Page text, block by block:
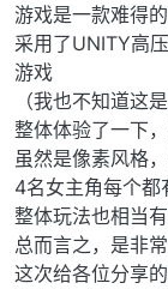
游戏是一款难得
采用了UNITY高
游戏
（我也不知道这
整体体验了一下
虽然是像素风格
4名女主角每个都
整体玩法也相当有
总而言之，是非
这次给各位分享